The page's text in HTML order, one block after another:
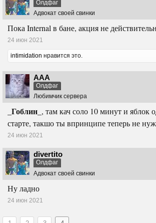
Олдфаг
Адвокат своей свинки
Пока Internal в бане, акция не
24 июн 2021
intimidation нравится это.
ААА
Олдфаг
Любимчик сервера
_Гоблин_ , там кач соло 10 минут и яблок
старте, такшо ты впринципе теперь не
24 июн 2021
divertito
Олдфаг
Адвокат своей свинки
Ну ладно
24 июн 2021